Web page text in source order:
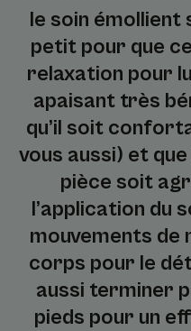
le soin émollient
petit pour que
relaxation pour
apaisant très
qu’il soit
vous aussi) et
pièce soit
l’application du
mouvements de
corps pour le
aussi terminer
pieds pour un